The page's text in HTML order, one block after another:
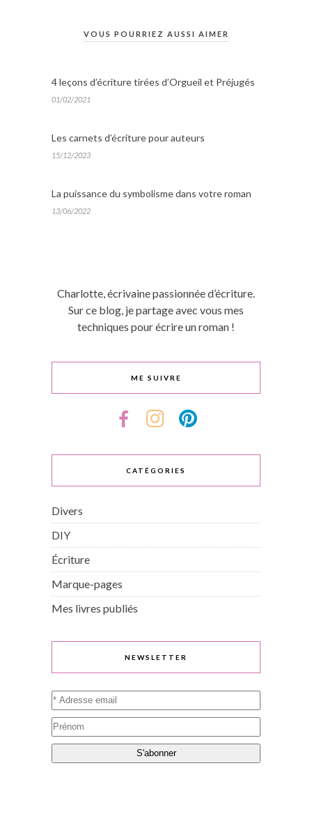
VOUS POURRIEZ AUSSI AIMER
4 leçons d’écriture tirées d’Orgueil et Préjugés
01/02/2021
Les carnets d’écriture pour auteurs
15/12/2023
La puissance du symbolisme dans votre roman
13/06/2022
Charlotte, écrivaine passionnée d’écriture.
Sur ce blog, je partage avec vous mes
techniques pour écrire un roman !
ME SUIVRE
CATÉGORIES
Divers
DIY
Écriture
Marque-pages
Mes livres publiés
NEWSLETTER